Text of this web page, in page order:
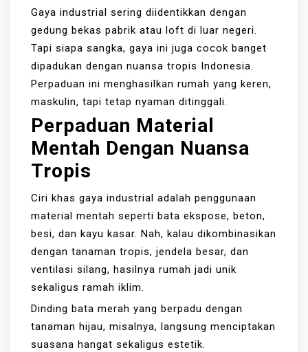
Gaya industrial sering diidentikkan dengan
gedung bekas pabrik atau loft di luar negeri.
Tapi siapa sangka, gaya ini juga cocok banget
dipadukan dengan nuansa tropis Indonesia.
Perpaduan ini menghasilkan rumah yang keren,
maskulin, tapi tetap nyaman ditinggali.
Perpaduan Material
Mentah Dengan Nuansa
Tropis
Ciri khas gaya industrial adalah penggunaan
material mentah seperti bata ekspose, beton,
besi, dan kayu kasar. Nah, kalau dikombinasikan
dengan tanaman tropis, jendela besar, dan
ventilasi silang, hasilnya rumah jadi unik
sekaligus ramah iklim.
Dinding bata merah yang berpadu dengan
tanaman hijau, misalnya, langsung menciptakan
suasana hangat sekaligus estetik.